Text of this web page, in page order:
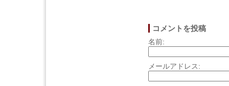
コメントを投稿
名前:
メールアドレス: